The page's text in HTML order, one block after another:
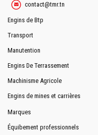
contact@tmr.tn
Engins de Btp
Transport
Manutention
Engins De Terrassement
Machinisme Agricole
Engins de mines et carrières
Marques
Équibement professionnels